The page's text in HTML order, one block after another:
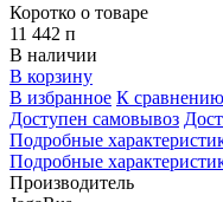
Коротко о товаре
11 442 п
В наличии
В корзину
В избранное К сравнению
Доступен самовывоз
Подробные
Подробные
Производитель